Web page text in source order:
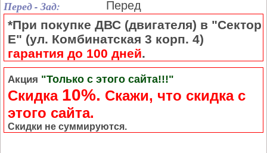
Перед - Зад: Перед
*При покупке ДВС (двигателя) в "Сектор
Е" (ул. Комбинатская 3 корп. 4)
гарантия до 100 дней.
Акция "Только с этого сайта!!!"
Скидка 10%. Cкажи, что скидка с
этого сайта.
Скидки не суммируются.